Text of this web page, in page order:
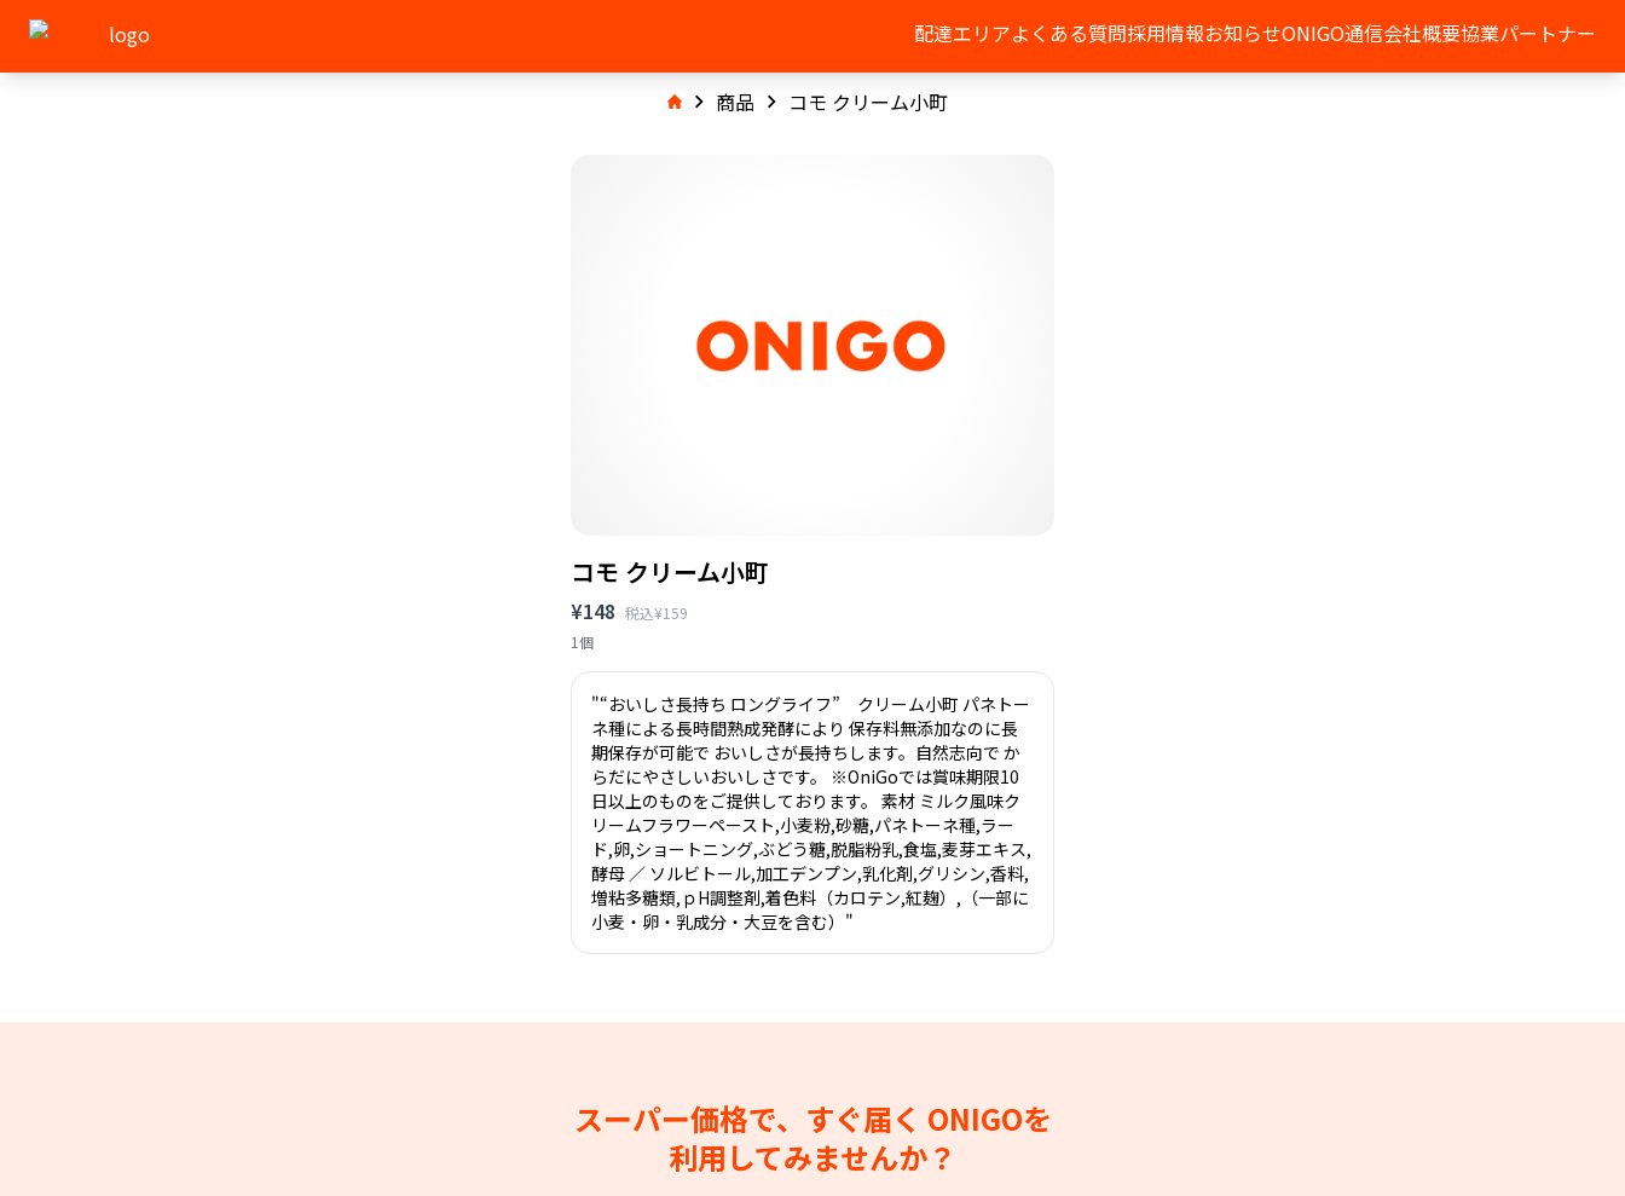
配達エリアよくある質問採用情報お知らせONIGO通信会社概要協業パートナー
商品 コモ クリーム小町
コモ クリーム小町
¥148 税込¥159
1個
"“おいしさ長持ち ロングライフ” クリーム小町 パネトー
ネ種による長時間熟成発酵により 保存料無添加なのに長
期保存が可能で おいしさが長持ちします。自然志向で か
らだにやさしいおいしさです。 ※OniGoでは賞味期限10
日以上のものをご提供しております。 素材 ミルク風味ク
リームフラワーペースト,小麦粉,砂糖,パネトーネ種,ラー
ド,卵,ショートニング,ぶどう糖,脱脂粉乳,食塩,麦芽エキス,
酵母 ／ ソルビトール,加工デンプン,乳化剤,グリシン,香料,
増粘多糖類,ｐH調整剤,着色料（カロテン,紅麹）,（一部に
小麦・卵・乳成分・大豆を含む）"
スーパー価格で、すぐ届く ONIGOを
利用してみませんか？